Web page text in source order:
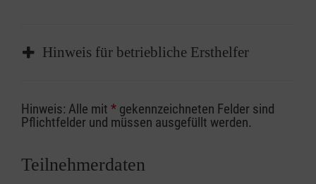
Hinweis für betriebliche Ersthelfer
Sofern Sie ein Kostenübernahmeverfahren
Ihrer Berufsgenossenschaft / Unfallkasse
Abrechnungsunterlagen spätestens zu
Hinweis: Alle mit * gekennzeichneten Felder sind
Pflichtfelder und müssen ausgefüllt werden.
Teilnehmerdaten